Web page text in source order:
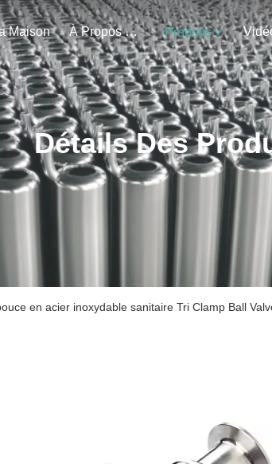
Maison À Propos De Nous Produits
Détails Des
en acier inoxydable sanitaire Tri Clamp Ball